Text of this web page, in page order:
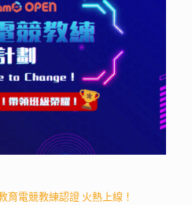
電競教練認證 火熱上線！